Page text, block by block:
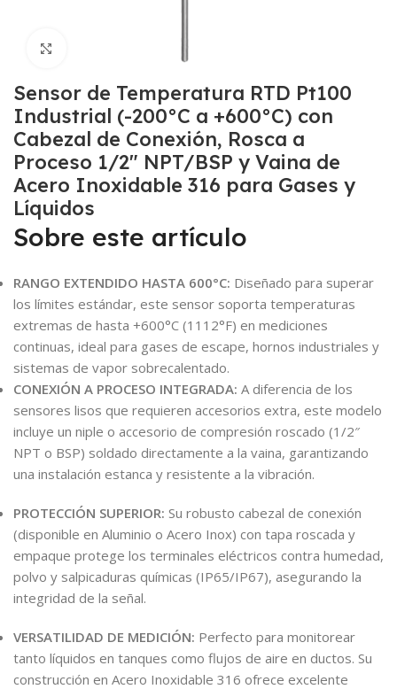
Sensor de Temperatura RTD Pt100
Industrial (-200°C a +600°C) con
Cabezal de Conexión, Rosca a
Proceso 1/2″ NPT/BSP y Vaina de
Acero Inoxidable 316 para Gases y
Líquidos
Sobre este artículo
RANGO EXTENDIDO HASTA 600°C: Diseñado para superar
los límites estándar, este sensor soporta temperaturas
extremas de hasta +600°C (1112°F) en mediciones
continuas, ideal para gases de escape, hornos industriales y
sistemas de vapor sobrecalentado.
CONEXIÓN A PROCESO INTEGRADA: A diferencia de los
sensores lisos que requieren accesorios extra, este modelo
incluye un niple o accesorio de compresión roscado (1/2″
NPT o BSP) soldado directamente a la vaina, garantizando
una instalación estanca y resistente a la vibración.
PROTECCIÓN SUPERIOR: Su robusto cabezal de conexión
(disponible en Aluminio o Acero Inox) con tapa roscada y
empaque protege los terminales eléctricos contra humedad,
polvo y salpicaduras químicas (IP65/IP67), asegurando la
integridad de la señal.
VERSATILIDAD DE MEDICIÓN: Perfecto para monitorear
tanto líquidos en tanques como flujos de aire en ductos. Su
construcción en Acero Inoxidable 316 ofrece excelente